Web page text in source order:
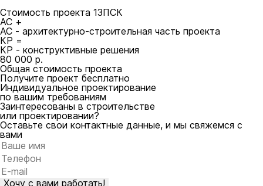
Стоимость проекта 13ПСК
АС +
АС - архитектурно-строительная часть проекта
КР =
КР - конструктивные решения
80 000 р.
Общая стоимость проекта
Получите проект бесплатно
Индивидуальное проектирование
по вашим требованиям
Заинтересованы в строительстве
или проектировании?
Оставьте свои контактные данные, и мы свяжемся с
вами
Оставьте это поле пустым.